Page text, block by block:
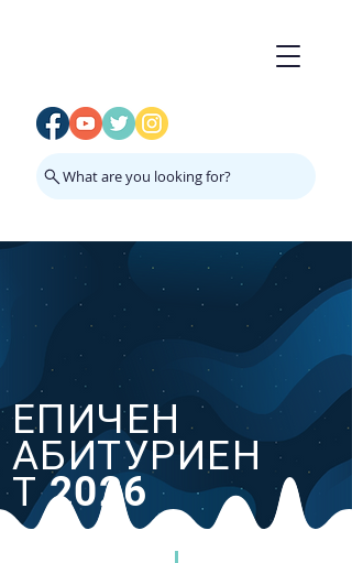
What are you looking for?
ЕПИЧЕН
АБИТУРИЕН
Т 2026